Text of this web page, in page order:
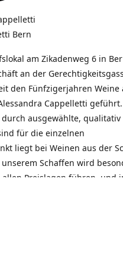
Bern
am Zikadenweg 6 in
an der
den Fünfzigerjahren Weine
Cappelletti
ausgewählte, qualitativ
für die einzelnen
liegt bei Weinen aus der
Schaffen wird
Preislagen führen, und